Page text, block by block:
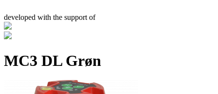
developed with the support of
MC3 DL Grøn